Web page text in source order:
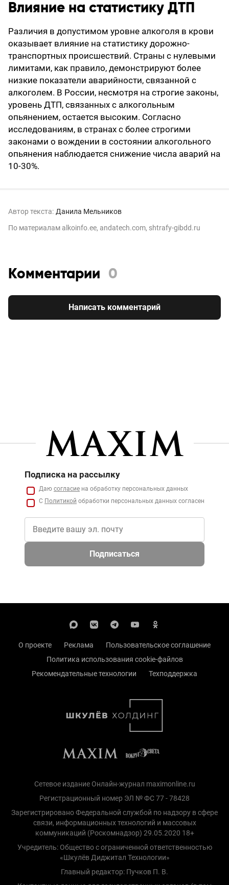
Влияние на статистику ДТП
Различия в допустимом уровне алкоголя в крови
оказывает влияние на статистику дорожно-
транспортных происшествий. Страны с нулевыми
лимитами, как правило, демонстрируют более
низкие показатели аварийности, связанной с
алкоголем. В России, несмотря на строгие законы,
уровень ДТП, связанных с алкогольным
опьянением, остается высоким. Согласно
исследованиям, в странах с более строгими
законами о вождении в состоянии алкогольного
опьянения наблюдается снижение числа аварий на
10-30%.
Автор текста: Данила Мельников
По материалам alkoinfo.ee, andatech.com, shtrafy-gibdd.ru
Комментарии 0
Написать комментарий
Подписка на рассылку
Даю согласие на обработку персональных данных
С Политикой обработки персональных данных согласен
Подписаться
О проекте Реклама
Пользовательское соглашение
Политика использования cookie-файлов
Рекомендательные технологии
Техподдержка
Сетевое издание Онлайн-журнал maximonline.ru
Регистрационный номер ЭЛ № ФС 77 - 78428
Зарегистрировано Федеральной службой по надзору в сфере
связи, информационных технологий и массовых
коммуникаций (Роскомнадзор) 29.05.2020 18+
Учредитель: Общество с ограниченной ответственностью
«Шкулёв Диджитал Технологии»
Главный редактор: Пучков П. В.